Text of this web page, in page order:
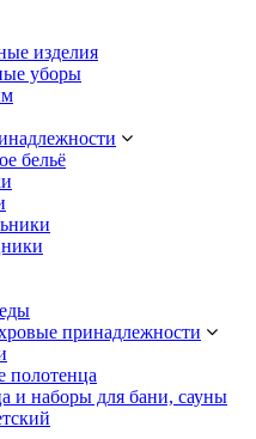
изделия
уборы
бельё
принадлежности
полотенца
и наборы для бани, сауны